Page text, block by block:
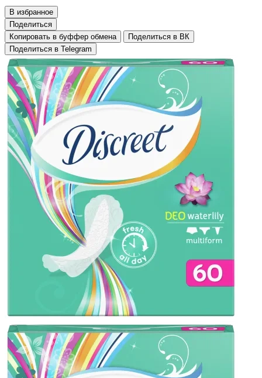
В избранное
Поделиться
Копировать в буффер обмена
Поделиться в ВК
Поделиться в Telegram